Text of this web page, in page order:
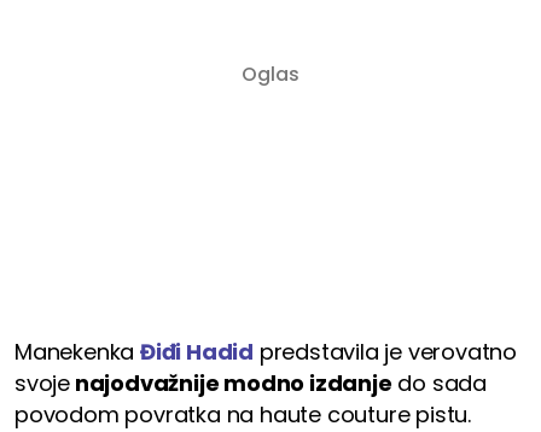
Manekenka Điđi Hadid predstavila je verovatno
svoje najodvažnije modno izdanje do sada
povodom povratka na haute couture pistu.